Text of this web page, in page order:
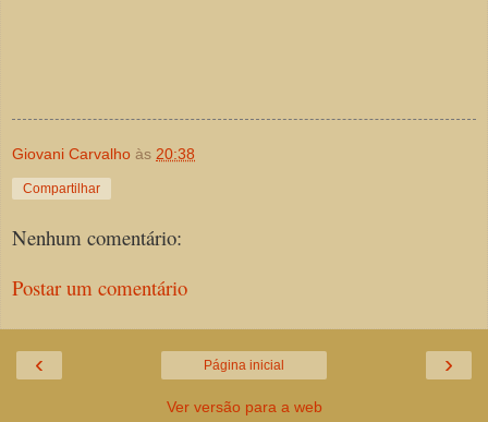
Giovani Carvalho às 20:38
Compartilhar
Nenhum comentário:
Postar um comentário
‹ ›
Página inicial
Ver versão para a web